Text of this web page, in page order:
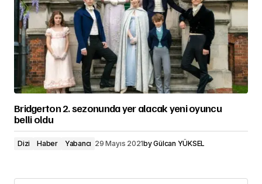
Bridgerton 2. sezonunda yer alacak yeni oyuncu
belli oldu
Dizi Haber Yabancı 29 Mayıs 2021byGülcan YÜKSEL